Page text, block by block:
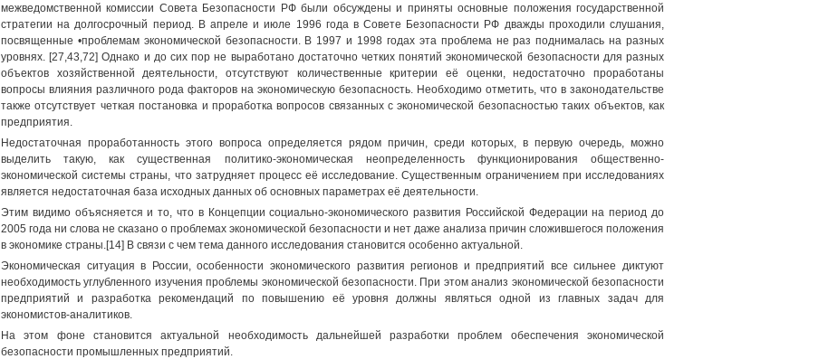
межведомственной комиссии Совета Безопасности РФ были обсуждены и приняты основные положения государственной
стратегии на долгосрочный период. В апреле и июле 1996 года в Совете Безопасности РФ дважды проходили слушания,
посвященные •проблемам экономической безопасности. В 1997 и 1998 годах эта проблема не раз поднималась на разных
уровнях. [27,43,72] Однако и до сих пор не выработано достаточно четких понятий экономической безопасности для разных
объектов хозяйственной деятельности, отсутствуют количественные критерии её оценки, недостаточно проработаны
вопросы влияния различного рода факторов на экономическую безопасность. Необходимо отметить, что в законодательстве
также отсутствует четкая постановка и проработка вопросов связанных с экономической безопасностью таких объектов, как
предприятия.
Недостаточная проработанность этого вопроса определяется рядом причин, среди которых, в первую очередь, можно
выделить такую, как существенная политико-экономическая неопределенность функционирования общественно-
экономической системы страны, что затрудняет процесс её исследование. Существенным ограничением при исследованиях
является недостаточная база исходных данных об основных параметрах её деятельности.
Этим видимо объясняется и то, что в Концепции социально-экономического развития Российской Федерации на период до
2005 года ни слова не сказано о проблемах экономической безопасности и нет даже анализа причин сложившегося положения
в экономике страны.[14] В связи с чем тема данного исследования становится особенно актуальной.
Экономическая ситуация в России, особенности экономического развития регионов и предприятий все сильнее диктуют
необходимость углубленного изучения проблемы экономической безопасности. При этом анализ экономической безопасности
предприятий и разработка рекомендаций по повышению её уровня должны являться одной из главных задач для
экономистов-аналитиков.
На этом фоне становится актуальной необходимость дальнейшей разработки проблем обеспечения экономической
безопасности промышленных предприятий.